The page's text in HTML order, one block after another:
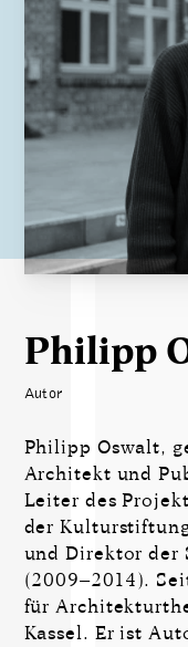
Philipp
Autor
Philipp Oswalt,
Architekt und
Leiter des
der
und Direktor der
(2009–2014).
für
Kassel. Er ist